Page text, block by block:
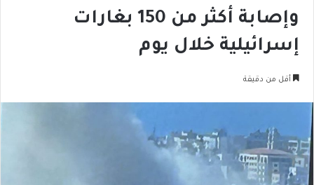
وإصابة أكثر من 150 بغارات
إسرائيلية خلال يوم
أقل من دقيقة